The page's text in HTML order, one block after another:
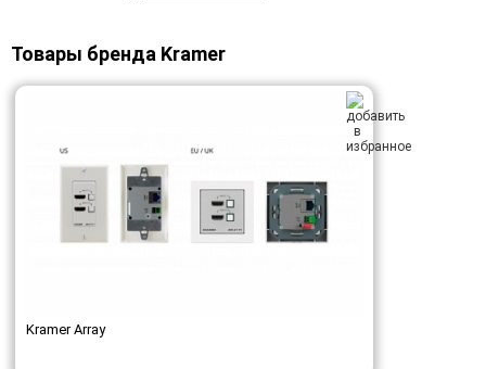
Товары бренда Kramer
Kramer Array